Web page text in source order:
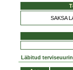
SAKSA
Läbitud